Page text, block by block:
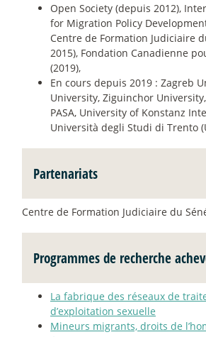
Open Society (depuis 2012),
for Migration Policy
Centre de Formation Judiciaire
2015), Fondation Canadienne
(2019),
En cours depuis 2019 : Zagreb
University, Ziguinchor
PASA, University of Konstanz
Università degli Studi di Trento
Partenariats
Centre de Formation Judiciaire du
Programmes de recherche
La fabrique des réseaux de
d’exploitation sexuelle
Mineurs migrants, droits de